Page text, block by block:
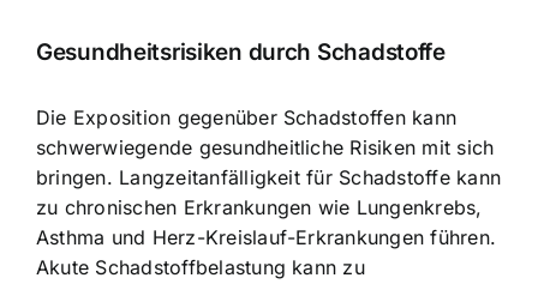
Gesundheitsrisiken durch Schadstoffe
Die Exposition gegenüber Schadstoffen kann
schwerwiegende gesundheitliche Risiken mit sich
bringen. Langzeitanfälligkeit für Schadstoffe kann
zu chronischen Erkrankungen wie Lungenkrebs,
Asthma und Herz-Kreislauf-Erkrankungen führen.
Akute Schadstoffbelastung kann zu